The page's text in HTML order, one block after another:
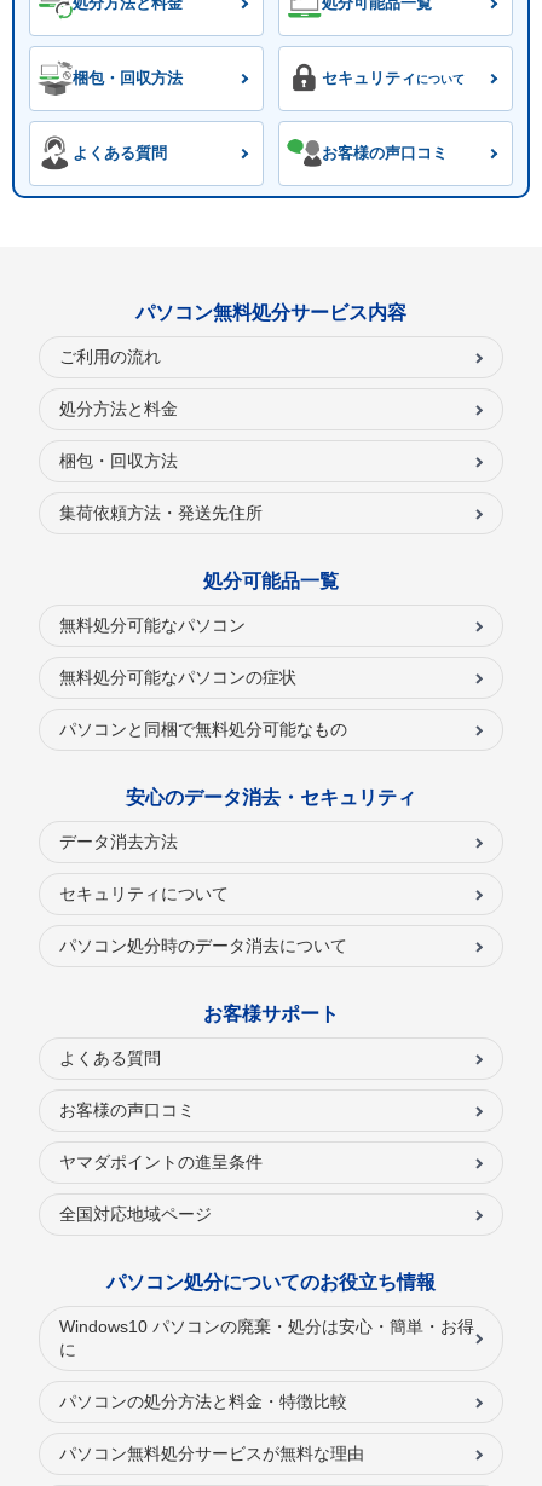
梱包・回収方法 セキュリティ について
よくある質問 お客様の声口コミ
パソコン無料処分サービス内容
ご利用の流れ
処分方法と料金
梱包・回収方法
集荷依頼方法・発送先住所
処分可能品一覧
無料処分可能なパソコン
無料処分可能なパソコンの症状
パソコンと同梱で無料処分可能なもの
安心のデータ消去・セキュリティ
データ消去方法
セキュリティについて
パソコン処分時のデータ消去について
お客様サポート
よくある質問
お客様の声口コミ
ヤマダポイントの進呈条件
全国対応地域ページ
パソコン処分についてのお役立ち情報
Windows10 パソコンの廃棄・処分は安心・簡単・お得
に
パソコンの処分方法と料金・特徴比較
パソコン無料処分サービスが無料な理由